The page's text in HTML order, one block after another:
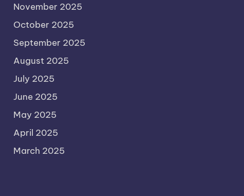
November 2025
October 2025
September 2025
August 2025
July 2025
June 2025
May 2025
April 2025
March 2025